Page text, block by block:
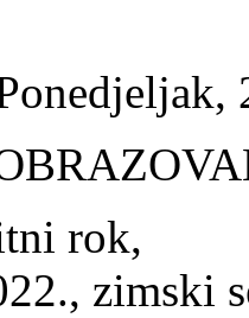
rok,
zimski